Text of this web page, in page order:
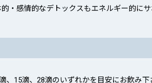
・感情的なデトックスもエネルギー的にサ
15滴、28滴のいずれかを目安にお飲み下